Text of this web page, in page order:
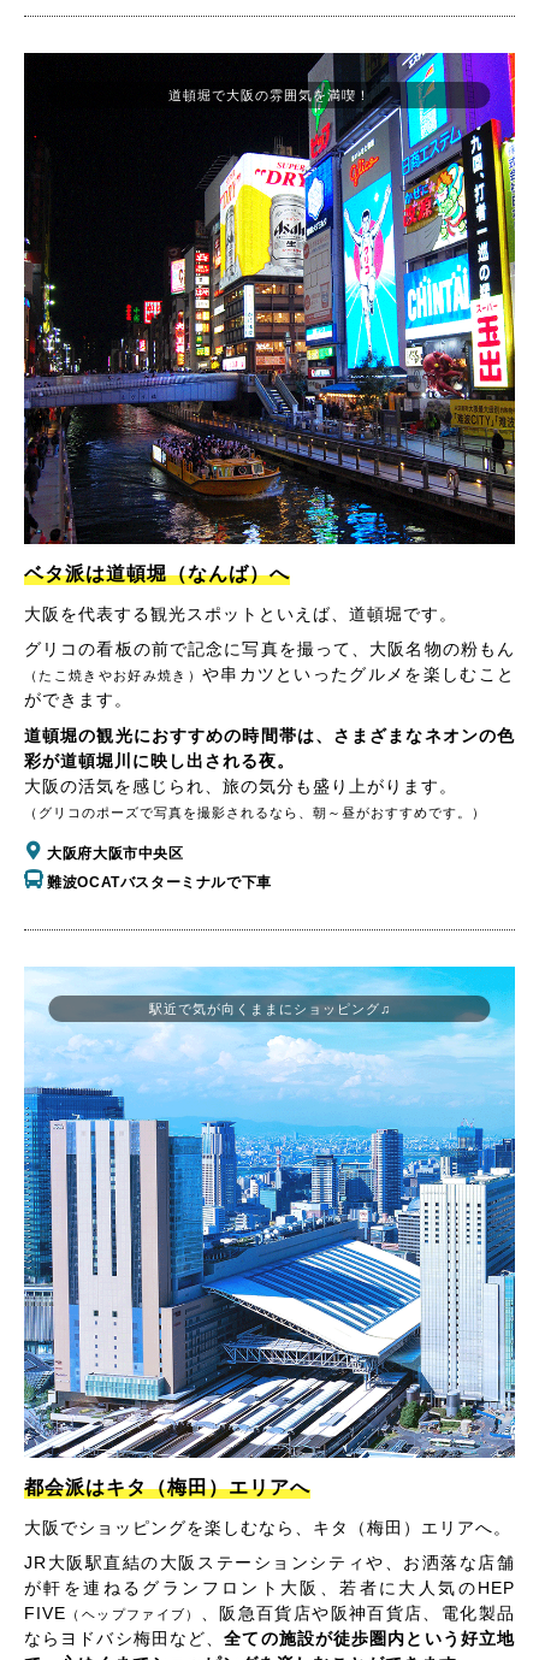
道頓堀で大阪の雰囲気を満喫！
ベタ派は道頓堀（なんば）へ
大阪を代表する観光スポットといえば、道頓堀です。
グリコの看板の前で記念に写真を撮って、大阪名物の粉もん
（たこ焼きやお好み焼き） や串カツといったグルメを楽しむこと
ができます。
道頓堀の観光におすすめの時間帯は、さまざまなネオンの色
彩が道頓堀川に映し出される夜。
大阪の活気を感じられ、旅の気分も盛り上がります。
（グリコのポーズで写真を撮影されるなら、朝～昼がおすすめです。）
大阪府大阪市中央区
難波OCATバスターミナルで下車
都会派はキタ（梅田）エリアへ
大阪でショッピングを楽しむなら、キタ（梅田）エリアへ。
JR大阪駅直結の大阪ステーションシティや、お洒落な店舗
が軒を連ねるグランフロント大阪、若者に大人気のHEP
FIVE （ヘップファイブ）
、阪急百貨店や阪神百貨店、電化製品
ならヨドバシ梅田など、全ての施設が徒歩圏内という好立地
駅近で気が向くままにショッピング♫